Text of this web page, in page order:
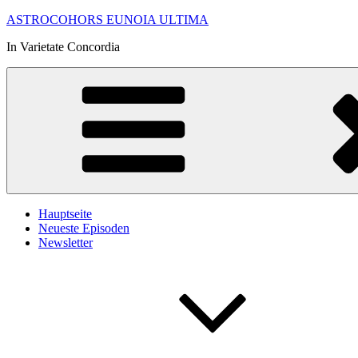
Zum
springen
ASTROCOHORS EUNOIA ULTIMA
In Varietate Concordia
Hauptseite
Neueste Episoden
Newsletter